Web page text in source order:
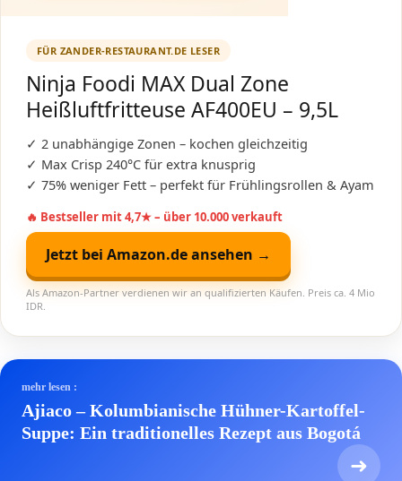
FÜR ZANDER-RESTAURANT.DE LESER
Ninja Foodi MAX Dual Zone
Heißluftfritteuse AF400EU – 9,5L
✓ 2 unabhängige Zonen – kochen gleichzeitig
✓ Max Crisp 240°C für extra knusprig
✓ 75% weniger Fett – perfekt für Frühlingsrollen & Ayam
🔥 Bestseller mit 4,7★ – über 10.000 verkauft
Jetzt bei Amazon.de ansehen →
Als Amazon-Partner verdienen wir an qualifizierten Käufen. Preis ca. 4 Mio
IDR.
mehr lesen :
Ajiaco – Kolumbianische Hühner-Kartoffel-
Suppe: Ein traditionelles Rezept aus Bogotá
➜